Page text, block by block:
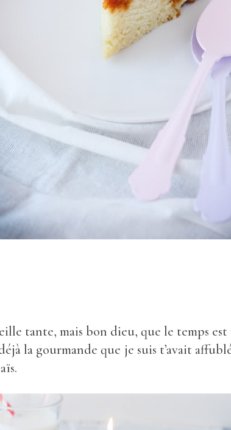
tante, mais bon dieu, que le temps est
la gourmande que je suis t’avait